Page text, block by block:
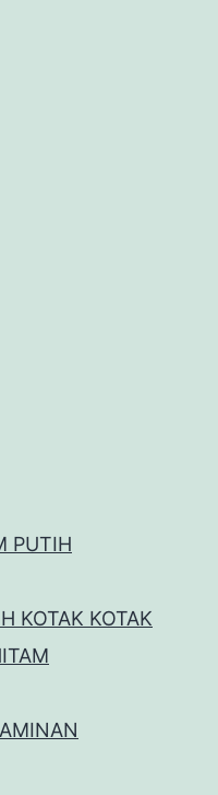
PUTIH
KOTAK KOTAK